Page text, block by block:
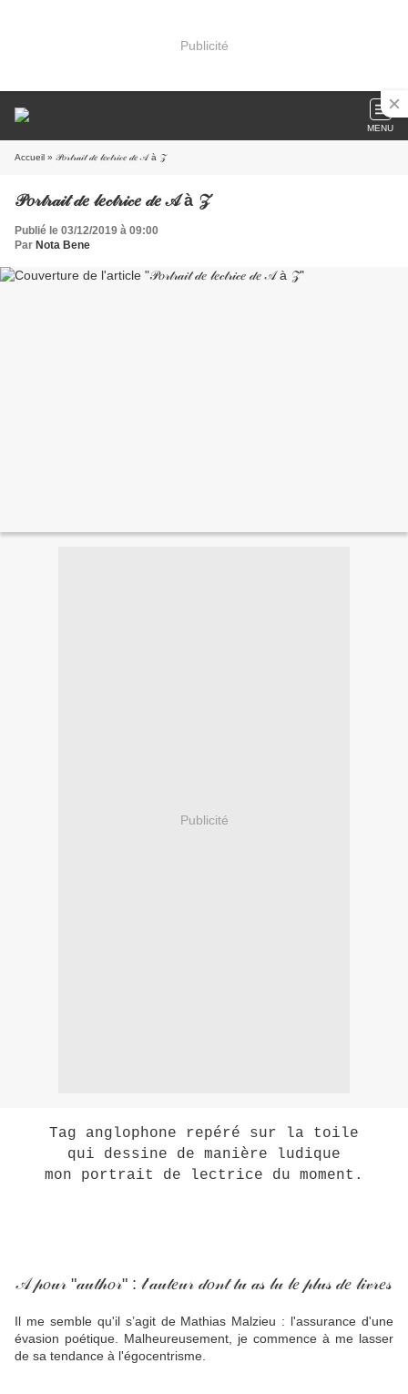
Publicité
MENU
Accueil » 𝒫𝑜𝓇𝓉𝓇𝒶𝒾𝓉 𝒹𝑒 𝓁𝑒𝒸𝓉𝓇𝒾𝒸𝑒 𝒹𝑒 𝒜 à 𝒵
𝒫𝑜𝓇𝓉𝓇𝒶𝒾𝓉 𝒹𝑒 𝓁𝑒𝒸𝓉𝓇𝒾𝒸𝑒 𝒹𝑒 𝒜 à 𝒵
Publié le 03/12/2019 à 09:00
Par Nota Bene
Publicité
Tag anglophone repéré sur la toile
qui dessine de manière ludique
mon portrait de lectrice du moment.
𝒜 𝓅𝑜𝓊𝓇 "𝒶𝓊𝓉𝒽𝑜𝓇" : 𝓁’𝒶𝓊𝓉𝑒𝓊𝓇 𝒹𝑜𝓃𝓉 𝓉𝓊 𝒶𝓈 𝓁𝓊 𝓁𝑒 𝓅𝓁𝓊𝓈 𝒹𝑒 𝓁𝒾𝓋𝓇𝑒𝓈
Il me semble qu'il s’agit de Mathias Malzieu : l'assurance d'une
évasion poétique. Malheureusement, je commence à me lasser
de sa tendance à l'égocentrisme.